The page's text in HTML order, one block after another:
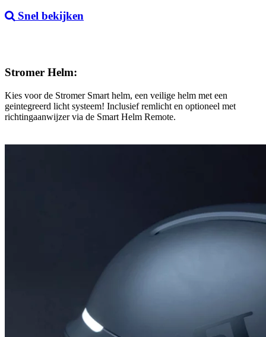
Snel bekijken
Stromer Helm:
Kies voor de Stromer Smart helm, een veilige helm met een
geintegreerd licht systeem! Inclusief remlicht en optioneel met
richtingaanwijzer via de Smart Helm Remote.